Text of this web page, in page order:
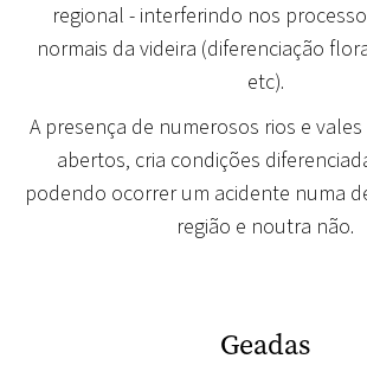
regional - interferindo nos
normais da videira (diferenciação
etc).
A presença de numerosos rios e
abertos, cria condições
podendo ocorrer um acidente numa
região e noutra não.
Geadas